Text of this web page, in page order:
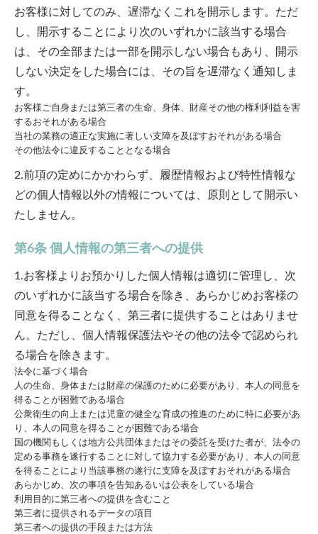
お客様に対してのみ、遅滞なくこれを開示します。ただ
し、開示することにより次のいずれかに該当する場合
は、その全部または一部を開示しない場合もあり、開示
しない決定をした場合には、その旨を遅滞なく通知しま
す。
お客様ご自身または第三者の生命、身体、財産その他の権利利益を害
するおそれがある場合
当社の業務の適正な実施に著しい支障を及ぼすおそれがある場合
その他法令に違反することとなる場合
2.前項の定めにかかわらず、履歴情報および特性情報な
どの個人情報以外の情報については、原則として開示い
たしません。
第6条 個人情報の第三者への提供
1.お客様よりお預かりした個人情報は適切に管理し、次
のいずれかに該当する場合を除き、あらかじめお客様の
同意を得ることなく、第三者に提供することはありませ
ん。ただし、個人情報保護法やその他の法令で認められ
る場合を除きます。
法令に基づく場合
人の生命、身体または財産の保護のために必要があり、本人の同意を
得ることが困難である場合
公衆衛生の向上または児童の健全な育成の推進のために特に必要があ
り、本人の同意を得ることが困難である場合
国の機関もしくは地方公共団体またはその委託を受けた者が、法令の
定める事務を遂行することに対して協力する必要があり、本人の同意
を得ることにより当該事務の遂行に支障を及ぼすおそれがある場合
あらかじめ、次の事項を告知あるいは公表をしている場合
利用目的に第三者への提供を含むこと
第三者に提供されるデータの項目
第三者への提供の手段または方法